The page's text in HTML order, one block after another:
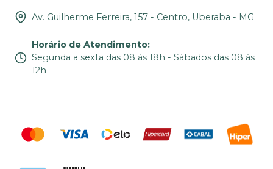
Av. Guilherme Ferreira, 157 - Centro, Uberaba - MG
Horário de Atendimento:
Segunda a sexta das 08 às 18h - Sábados das 08 às
12h